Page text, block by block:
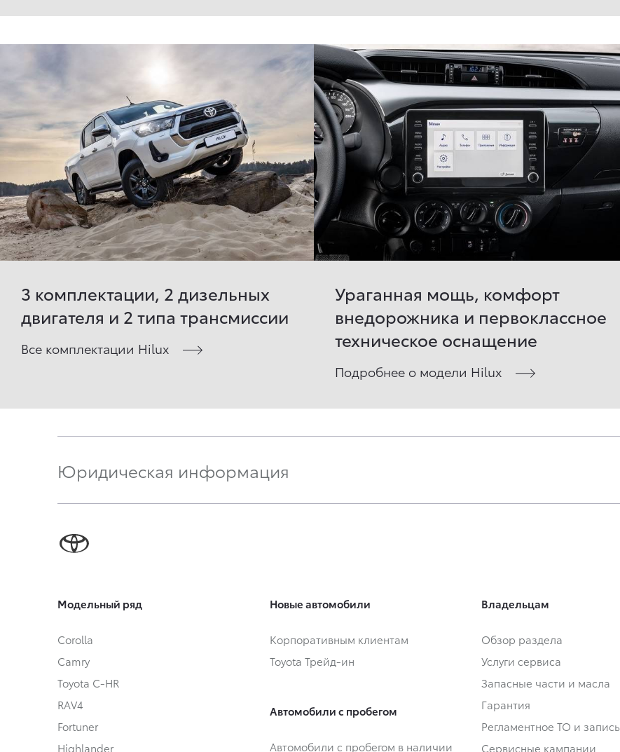
3 комплектации, 2 дизельных
двигателя и 2 типа трансмиссии
Все комплектации Hilux
Ураганная мощь, комфорт
внедорожника и первоклассное
техническое оснащение
Подробнее о модели Hilux
Юридическая информация
Модельный ряд
Corolla
Camry
Toyota C-HR
RAV4
Fortuner
Highlander
Новые автомобили
Корпоративным клиентам
Toyota Трейд-ин
Автомобили с пробегом
Автомобили с пробегом в наличии
Владельцам
Обзор раздела
Услуги сервиса
Запасные части и масла
Гарантия
Регламентное ТО и запись
Сервисные кампании